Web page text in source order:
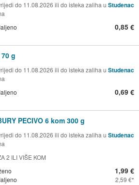
do 11.08.2026 ili do isteka zaliha u Studenac
0,85 €
70 g
do 11.08.2026 ili do isteka zaliha u Studenac
0,69 €
PECIVO 6 kom 300 g
do 11.08.2026 ili do isteka zaliha u Studenac
2 ILI VIŠE KOM
1,99 €
2,59 €